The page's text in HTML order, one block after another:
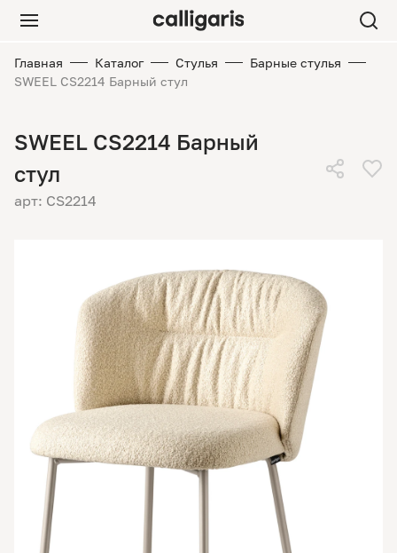
Главная Каталог Стулья
Барные стулья
SWEEL CS2214 Барный стул
SWEEL CS2214 Барный
стул
арт: CS2214